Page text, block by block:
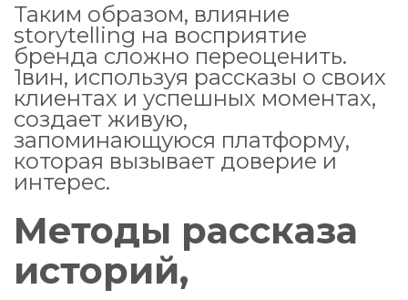
Таким образом, влияние
storytelling на восприятие
бренда сложно переоценить.
1вин, используя рассказы о своих
клиентах и успешных моментах,
создает живую,
запоминающуюся платформу,
которая вызывает доверие и
интерес.
Методы рассказа
историй,